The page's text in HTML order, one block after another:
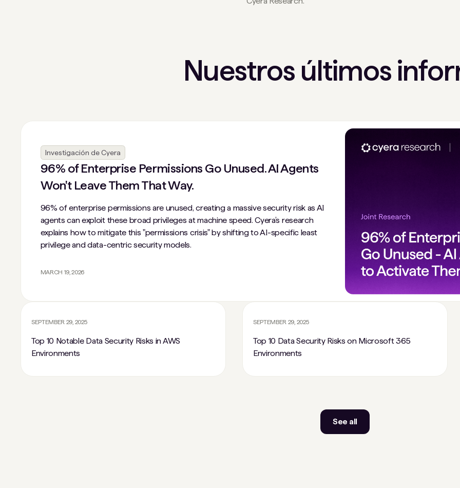
Nuestros últimos
Investigación de Cyera
96% of Enterprise Permissions Go Unused. AI Agents
Won't Leave Them That Way.
96% of enterprise permissions are unused, creating a massive security risk as AI
agents can exploit these broad privileges at machine speed. Cyera’s research
explains how to mitigate this "permissions crisis" by shifting to AI-specific least
privilege and data-centric security models.
MARCH 19, 2026
SEPTEMBER 29, 2025
Top 10 Notable Data Security Risks in AWS
Environments
SEPTEMBER 29, 2025
Top 10 Data Security Risks on Microsoft 365
Environments
See all